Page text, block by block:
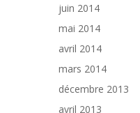
juin 2014
mai 2014
avril 2014
mars 2014
décembre 2013
avril 2013